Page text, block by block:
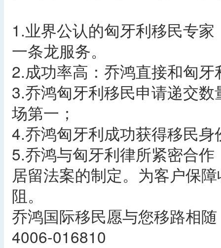
1.业界公认的匈牙利移民专
一条龙服务。
2.成功率高：乔鸿直接和匈
3.乔鸿匈牙利移民申请递交
场第一；
4.乔鸿匈牙利成功获得移民
5.乔鸿与匈牙利律所紧密合
居留法案的制定。为客户保
阻。
乔鸿国际移民愿与您移路相
4006-016810